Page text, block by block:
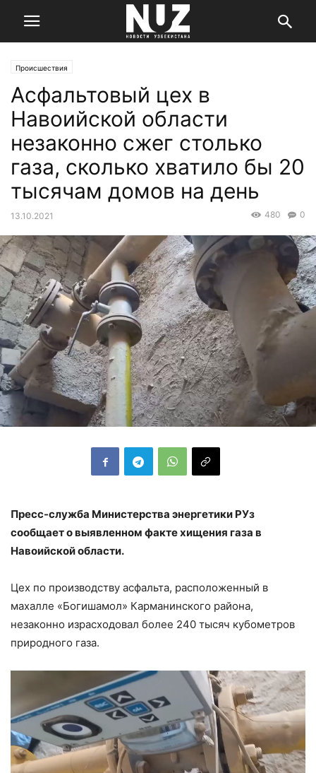
Происшествия
Асфальтовый цех в
Навоийской области
незаконно сжег столько
газа, сколько хватило бы 20
тысячам домов на день
13.10.2021 0
480
Пресс-служба Министерства энергетики РУз
сообщает о выявленном факте хищения газа в
Навоийской области.
Цех по производству асфальта, расположенный в
махалле «Богишамол» Карманинского района,
незаконно израсходовал более 240 тысяч кубометров
природного газа.